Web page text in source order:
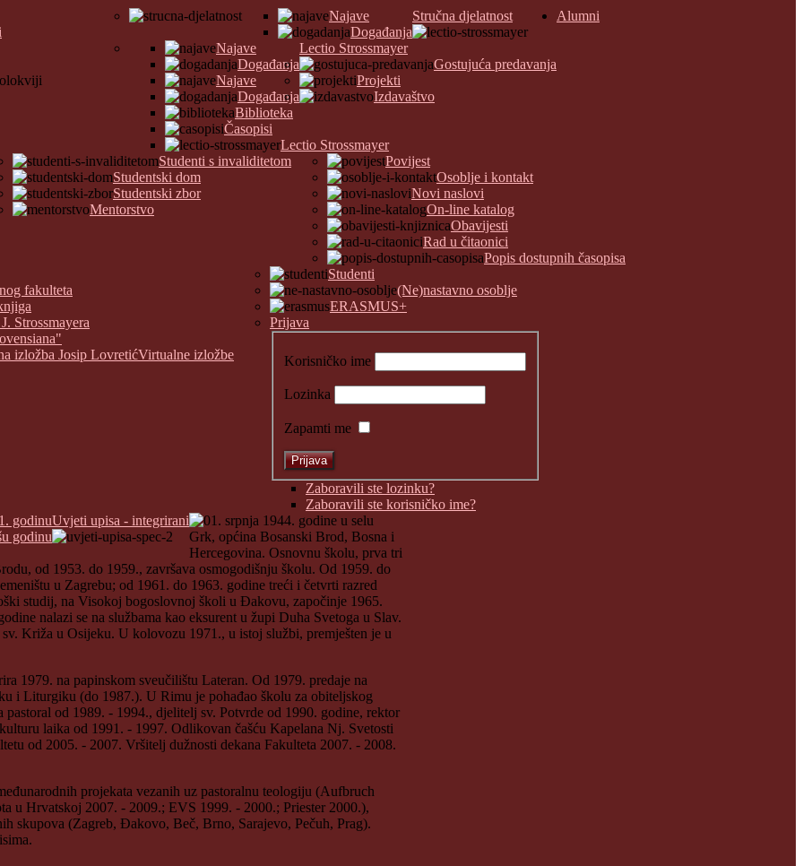
Stručna djelatnost
Najave
Događanja
Lectio Strossmayer
Najave
Događanja
Gostujuća predavanja
Najave
Događanja
Projekti
Izdavaštvo
Biblioteka
Časopisi
Lectio Strossmayer
Studenti s invaliditetom
Studentski dom
Studentski zbor
Mentorstvo
Povijest
Osoblje i kontakt
Novi naslovi
On-line katalog
Obavijesti
Rad u čitaonici
Popis dostupnih časopisa
fakulteta
Strossmayera
Virtualne izložbe
izložba Josip Lovretić
Studenti
(Ne)nastavno osoblje
ERASMUS+
Prijava
Korisničko ime
Lozinka
Zapamti me
Zaboravili ste lozinku?
Zaboravili ste korisničko ime?
Uvjeti upisa - integrirani
godinu
godinu
Alumni
01. srpnja 1944. godine u selu
Grk, općina Bosanski Brod, Bosna i
Hercegovina. Osnovnu školu, prva tri
od 1953. do 1959., završava osmogodišnju školu. Od 1959. do
u Zagrebu; od 1961. do 1963. godine treći i četvrti razred
studij, na Visokoj bogoslovnoj školi u Đakovu, započinje 1965.
nalazi se na službama kao eksurent u župi Duha Svetoga u Slav.
Križa u Osijeku. U kolovozu 1971., u istoj službi, premješten je u
1979. na papinskom sveučilištu Lateran. Od 1979. predaje na
i Liturgiku (do 1987.). U Rimu je pohađao školu za obiteljskog
od 1989. - 1994., djelitelj sv. Potvrde od 1990. godine, rektor
laika od 1991. - 1997. Odlikovan čašću Kapelana Nj. Svetosti
od 2005. - 2007. Vršitelj dužnosti dekana Fakulteta 2007. - 2008.
projekata vezanih uz pastoralnu teologiju (Aufbruch
u Hrvatskoj 2007. - 2009.; EVS 1999. - 2000.; Priester 2000.),
skupova (Zagreb, Đakovo, Beč, Brno, Sarajevo, Pečuh, Prag).